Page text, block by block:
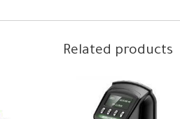
Related products